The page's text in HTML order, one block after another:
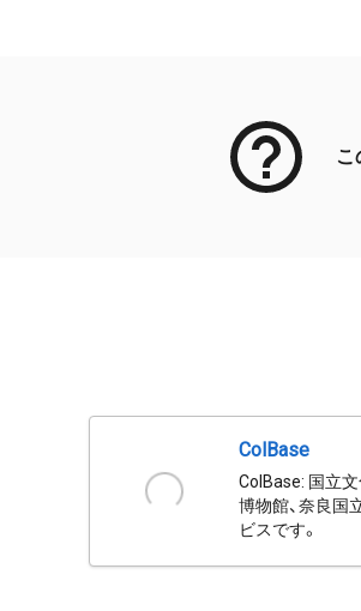
こ
ColBase
ColBase: 国立
博物館、奈良国
ビスです。